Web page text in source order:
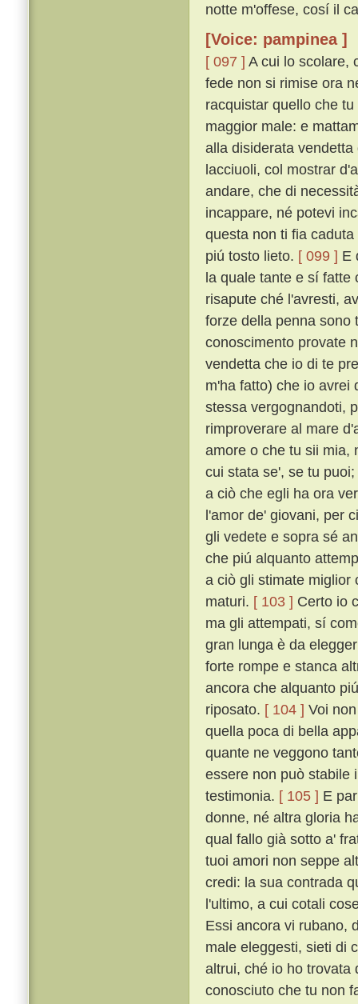
notte m'offese, cosí il
[Voice: pampinea ]
[ 097 ] A cui lo scolare,
fede non si rimise ora
racquistar quello che
maggior male: e
alla disiderata
lacciuoli, col mostrar
andare, che di
incappare, né potevi
questa non ti fia
piú tosto lieto. [ 099 ] E
la quale tante e sí fatte
risapute ché l'avresti,
forze della penna sono
conoscimento provate
vendetta che io di te
m'ha fatto) che io avrei
stessa vergognandoti,
rimproverare al mare
amore o che tu sii mia,
cui stata se', se tu
a ciò che egli ha ora
l'amor de' giovani, per
gli vedete e sopra sé
che piú alquanto
a ciò gli stimate miglior
maturi. [ 103 ] Certo io
ma gli attempati, sí
gran lunga è da
forte rompe e stanca
ancora che alquanto
riposato. [ 104 ] Voi
quella poca di bella
quante ne veggono
essere non può stabile
testimonia. [ 105 ] E
donne, né altra gloria
qual fallo già sotto a'
tuoi amori non seppe
credi: la sua contrada
l'ultimo, a cui cotali
Essi ancora vi rubano,
male eleggesti, sieti di
altrui, ché io ho trovata
conosciuto che tu non